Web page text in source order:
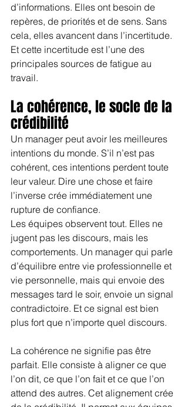
d’informations. Elles ont besoin de
repères, de priorités et de sens. Sans
cela, elles avancent dans l’incertitude.
Et cette incertitude est l’une des
principales sources de fatigue au
travail.
La cohérence, le socle de la
crédibilité
Un manager peut avoir les meilleures
intentions du monde. S’il n’est pas
cohérent, ces intentions perdent toute
leur valeur. Dire une chose et faire
l’inverse crée immédiatement une
rupture de confiance.
Les équipes observent tout. Elles ne
jugent pas les discours, mais les
comportements. Un manager qui parle
d’équilibre entre vie professionnelle et
vie personnelle, mais qui envoie des
messages tard le soir, envoie un signal
contradictoire. Et ce signal est bien
plus fort que n’importe quel discours.
La cohérence ne signifie pas être
parfait. Elle consiste à aligner ce que
l’on dit, ce que l’on fait et ce que l’on
attend des autres. Cet alignement crée